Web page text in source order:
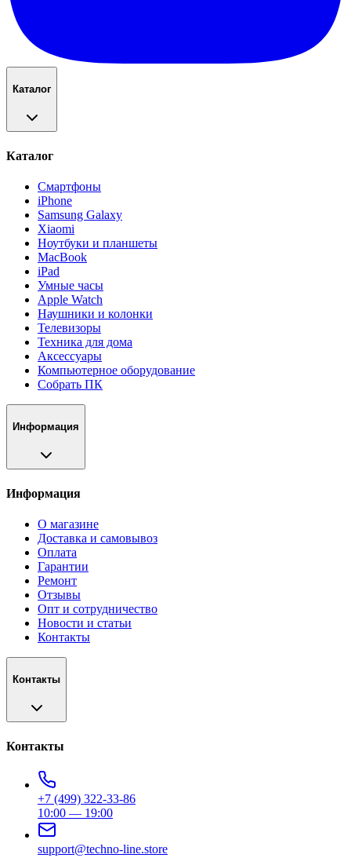
Каталог
Каталог
Смартфоны
iPhone
Samsung Galaxy
Xiaomi
Ноутбуки и планшеты
MacBook
iPad
Умные часы
Apple Watch
Наушники и колонки
Телевизоры
Техника для дома
Аксессуары
Компьютерное оборудование
Собрать ПК
Информация
Информация
О магазине
Доставка и самовывоз
Оплата
Гарантии
Ремонт
Отзывы
Опт и сотрудничество
Новости и статьи
Контакты
Контакты
Контакты
+7 (499) 322-33-86
10:00 — 19:00
support@techno-line.store